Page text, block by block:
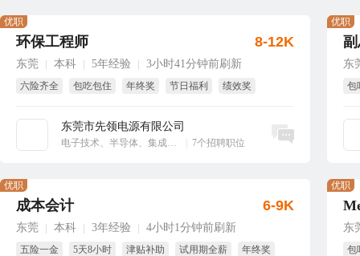
环保工程师
东莞 本科 5年经验 3小时41分钟前刷新
六险齐全 包吃包住 年终奖 节日福利
绩效奖
东莞市先领电源有限公司
电子技术、半导体、集成电路 7个招聘职位
优职
8-12K
立即沟通
东
包
优职
成本会计
东莞 本科 3年经验 4小时1分钟前刷新
五险一金 5天8小时 津贴补助 试用期全薪
年终奖
优职
6-9K
东
包
优职